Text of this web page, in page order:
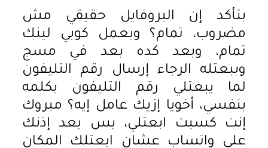
بتأكد إن البروفايل حقيقي مش
مضروب، تمام؟ وبعمل كوبي لينك
تمام، وبعد كده بعد في مسج
وببعتله الرجاء إرسال رقم التليفون
لما يبعتلي رقم التليفون بكلمه
بنفسي، أخويا إزيك عامل إيه؟ مبروك
إنت كسبت ابعتلي، بس بعد إذنك
على واتساب عشان ابعتلك المكان